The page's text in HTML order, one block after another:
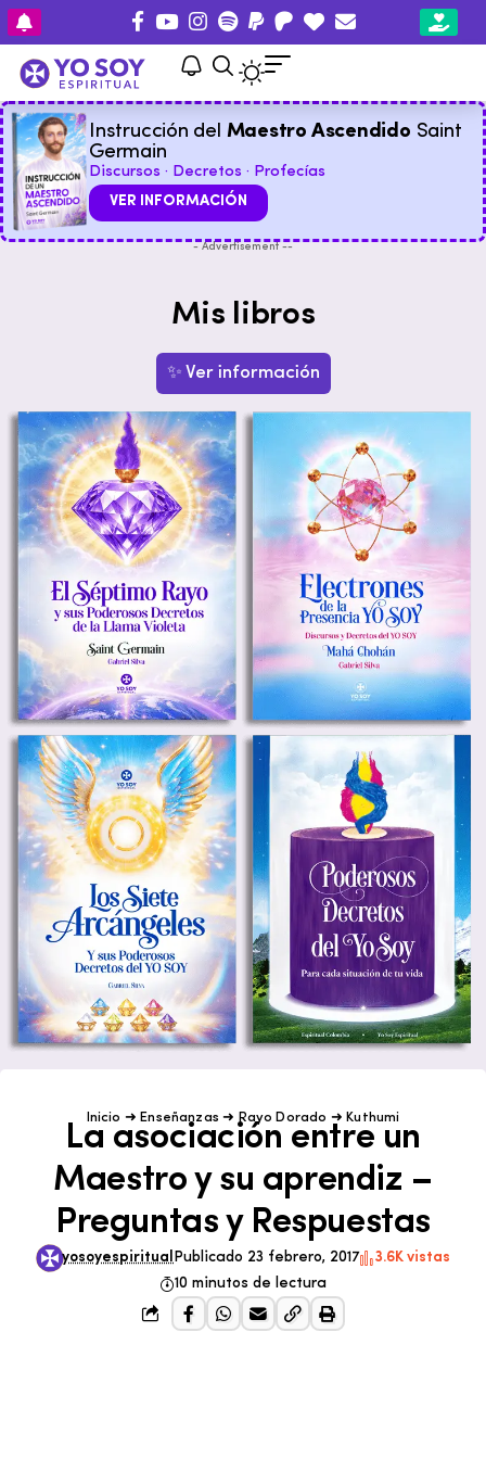
Instrucción del Maestro Ascendido Saint
Germain
Discursos · Decretos · Profecías
VER INFORMACIÓN
- Advertisement --
Mis libros
✨ Ver información
Inicio ➜ Enseñanzas ➜ Rayo Dorado ➜ Kuthumi
La asociación entre un
Maestro y su aprendiz –
Preguntas y Respuestas
yosoyespiritual Publicado 23 febrero, 2017
3.6K vistas
10 minutos de lectura